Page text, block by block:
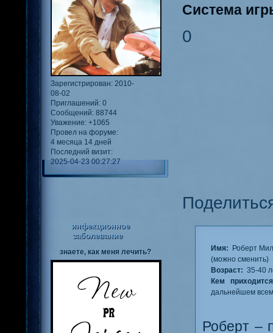
Зарегистрирован: 2010-
08-02
Приглашений: 0
Сообщений: 88744
Уважение: +1065
Провел на форуме:
4 месяца 14 дней
Последний визит:
2025-04-23 00:27:27
Система
0
инфекционное
заболевание
знаете, как меня лечить? Имя: Роберт
(можно сменить)
Возраст: 35-40
Кем
дальнейшем
Роберт –